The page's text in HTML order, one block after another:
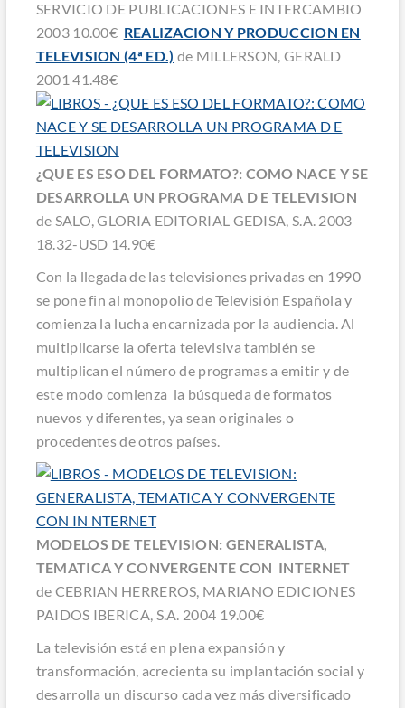
SERVICIO DE PUBLICACIONES E INTERCAMBIO
2003 10.00€ REALIZACION Y PRODUCCION EN
TELEVISION (4ª ED.) de MILLERSON, GERALD
2001 41.48€
¿QUE ES ESO DEL FORMATO?: COMO NACE Y SE
DESARROLLA UN PROGRAMA D E TELEVISION
de SALO, GLORIA EDITORIAL GEDISA, S.A. 2003
18.32-USD 14.90€
Con la llegada de las televisiones privadas en 1990
se pone fin al monopolio de Televisión Española y
comienza la lucha encarnizada por la audiencia. Al
multiplicarse la oferta televisiva también se
multiplican el número de programas a emitir y de
este modo comienza la búsqueda de formatos
nuevos y diferentes, ya sean originales o
procedentes de otros países.
MODELOS DE TELEVISION: GENERALISTA,
TEMATICA Y CONVERGENTE CON INTERNET
de CEBRIAN HERREROS, MARIANO EDICIONES
PAIDOS IBERICA, S.A. 2004 19.00€
La televisión está en plena expansión y
transformación, acrecienta su implantación social y
desarrolla un discurso cada vez más diversificado